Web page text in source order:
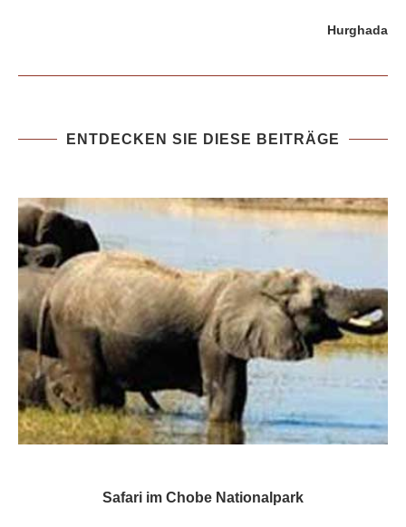
Hurghada
ENTDECKEN SIE DIESE BEITRÄGE
Safari im Chobe Nationalpark